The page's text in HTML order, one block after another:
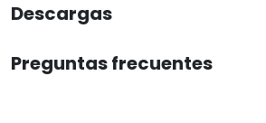
Descargas
Preguntas frecuentes